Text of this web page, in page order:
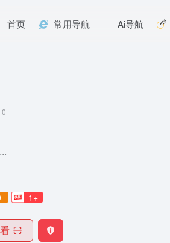
首页 常用导航 Ai导航
0
1+